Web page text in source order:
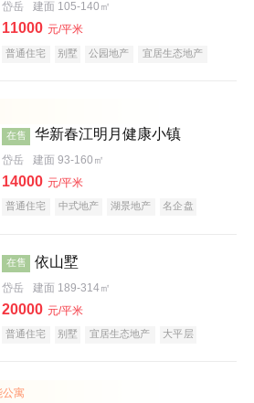
岱岳 建面 105-140㎡
11000 元/平米
普通住宅 别墅 公园地产 宜居生态地产
在售 华新春江明月健康小镇
岱岳 建面 93-160㎡
14000 元/平米
普通住宅 中式地产 湖景地产
名企盘
在售 依山墅
岱岳 建面 189-314㎡
20000 元/平米
普通住宅 别墅 宜居生态地产 大平层
寓